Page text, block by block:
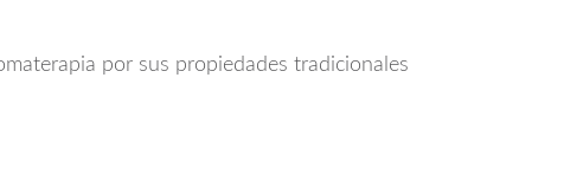
por sus propiedades tradicionales